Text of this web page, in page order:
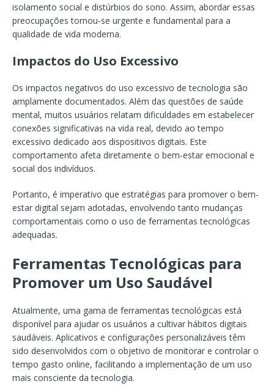
isolamento social e distúrbios do sono. Assim, abordar essas
preocupações tornou-se urgente e fundamental para a
qualidade de vida moderna.
Impactos do Uso Excessivo
Os impactos negativos do uso excessivo de tecnologia são
amplamente documentados. Além das questões de saúde
mental, muitos usuários relatam dificuldades em estabelecer
conexões significativas na vida real, devido ao tempo
excessivo dedicado aos dispositivos digitais. Este
comportamento afeta diretamente o bem-estar emocional e
social dos indivíduos.
Portanto, é imperativo que estratégias para promover o bem-
estar digital sejam adotadas, envolvendo tanto mudanças
comportamentais como o uso de ferramentas tecnológicas
adequadas.
Ferramentas Tecnológicas para
Promover um Uso Saudável
Atualmente, uma gama de ferramentas tecnológicas está
disponível para ajudar os usuários a cultivar hábitos digitais
saudáveis. Aplicativos e configurações personalizáveis têm
sido desenvolvidos com o objetivo de monitorar e controlar o
tempo gasto online, facilitando a implementação de um uso
mais consciente da tecnologia.